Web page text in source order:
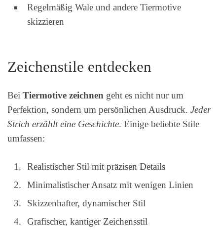
Regelmäßig Wale und andere Tiermotive
skizzieren
Zeichenstile entdecken
Bei Tiermotive zeichnen geht es nicht nur um
Perfektion, sondern um persönlichen Ausdruck. Jeder
Strich erzählt eine Geschichte. Einige beliebte Stile
umfassen:
Realistischer Stil mit präzisen Details
Minimalistischer Ansatz mit wenigen Linien
Skizzenhafter, dynamischer Stil
Grafischer, kantiger Zeichensstil